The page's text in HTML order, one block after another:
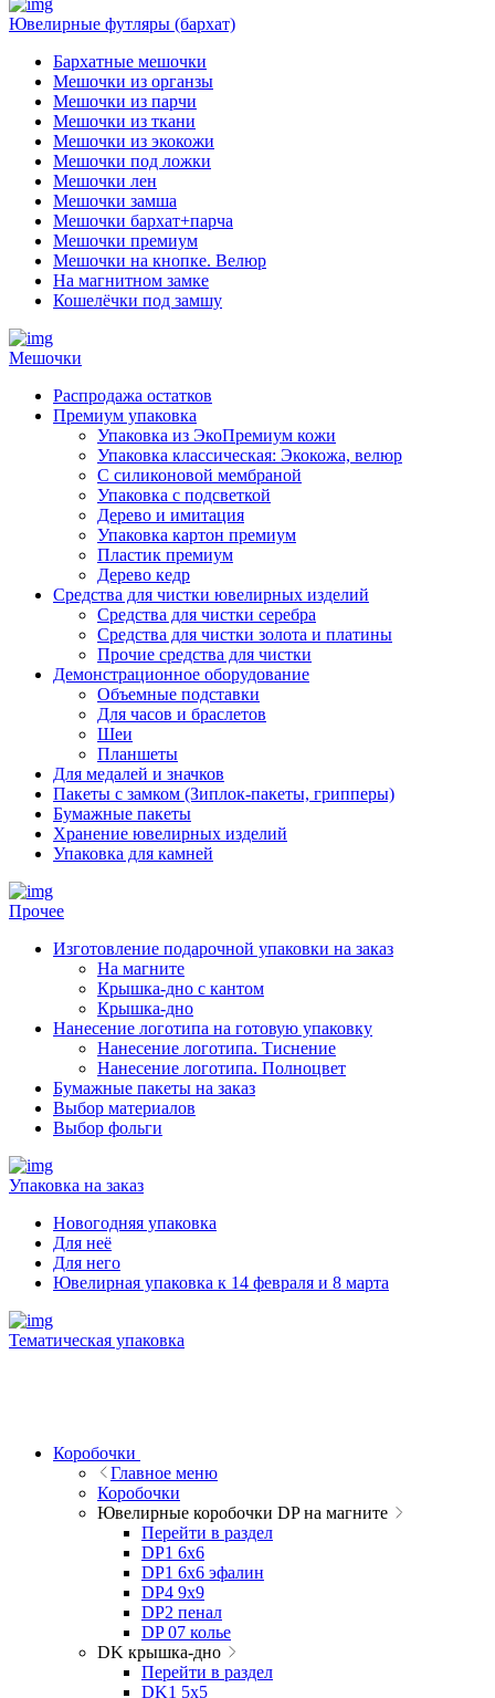
Ювелирные футляры (бархат)
Бархатные мешочки
Мешочки из органзы
Мешочки из парчи
Мешочки из ткани
Мешочки из экокожи
Мешочки под ложки
Мешочки лен
Мешочки замша
Мешочки бархат+парча
Мешочки премиум
Мешочки на кнопке. Велюр
На магнитном замке
Кошелёчки под замшу
Мешочки
Распродажа остатков
Премиум упаковка
Упаковка из ЭкоПремиум кожи
Упаковка классическая: Экокожа, велюр
С силиконовой мембраной
Упаковка с подсветкой
Дерево и имитация
Упаковка картон премиум
Пластик премиум
Дерево кедр
Средства для чистки ювелирных изделий
Средства для чистки серебра
Средства для чистки золота и платины
Прочие средства для чистки
Демонстрационное оборудование
Объемные подставки
Для часов и браслетов
Шеи
Планшеты
Для медалей и значков
Пакеты с замком (Зиплок-пакеты, грипперы)
Бумажные пакеты
Хранение ювелирных изделий
Упаковка для камней
Прочее
Изготовление подарочной упаковки на заказ
На магните
Крышка-дно с кантом
Крышка-дно
Нанесение логотипа на готовую упаковку
Нанесение логотипа. Тиснение
Нанесение логотипа. Полноцвет
Бумажные пакеты на заказ
Выбор материалов
Выбор фольги
Упаковка на заказ
Новогодняя упаковка
Для неё
Для него
Ювелирная упаковка к 14 февраля и 8 марта
Тематическая упаковка
Коробочки
Главное меню
Коробочки
Ювелирные коробочки DP на магните
Перейти в раздел
DP1 6x6
DP1 6x6 эфалин
DP4 9x9
DP2 пенал
DP 07 колье
DK крышка-дно
Перейти в раздел
DK1 5x5